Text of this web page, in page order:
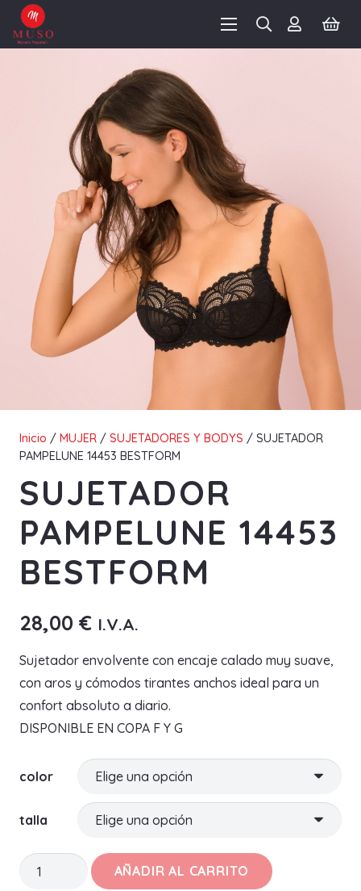
Inicio / MUJER / SUJETADORES Y BODYS / SUJETADOR
PAMPELUNE 14453 BESTFORM
SUJETADOR
PAMPELUNE 14453
BESTFORM
28,00 € I.V.A.
Sujetador envolvente con encaje calado muy suave,
con aros y cómodos tirantes anchos ideal para un
confort absoluto a diario.
DISPONIBLE EN COPA F Y G
color
talla
SUJETADOR
AÑADIR AL CARRITO